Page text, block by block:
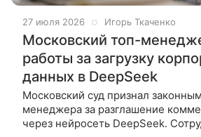
27 июля 2026 Игорь Ткаченко
Московский топ-
работы за загрузку
данных в DeepSeek
Московский суд признал
менеджера за разглашение
через нейросеть DeepSeek.